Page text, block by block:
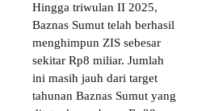
Hingga triwulan II 2025,
Baznas Sumut telah berhasil
menghimpun ZIS sebesar
sekitar Rp8 miliar. Jumlah
ini masih jauh dari target
tahunan Baznas Sumut yang